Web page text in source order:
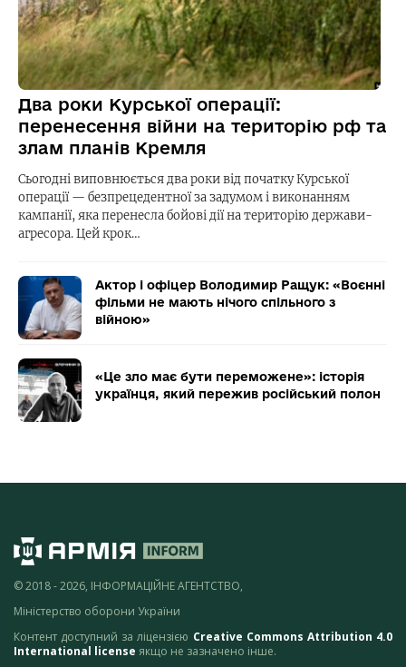
Два роки Курської операції:
перенесення війни на територію рф та
злам планів Кремля
Сьогодні виповнюється два роки від початку Курської
операції — безпрецедентної за задумом і виконанням
кампанії, яка перенесла бойові дії на територію держави-
агресора. Цей крок…
Актор і офіцер Володимир Ращук: «Воєнні
фільми не мають нічого спільного з
війною»
«Це зло має бути переможене»: історія
українця, який пережив російський полон
© 2018 - 2026, ІНФОРМАЦІЙНЕ АГЕНТСТВО,
Міністерство оборони України
Контент доступний за ліцензією Creative Commons Attribution 4.0
International license якщо не зазначено інше.